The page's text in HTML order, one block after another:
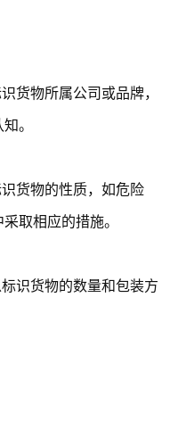
货物所属公司或品牌，
。
货物的性质，如危险
取相应的措施。
识货物的数量和包装方